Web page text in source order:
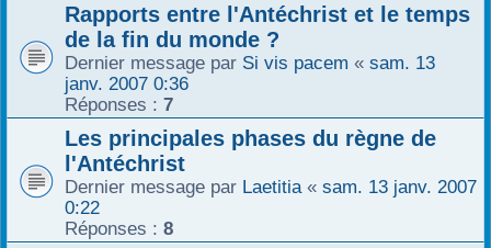
Rapports entre l'Antéchrist et le temps
de la fin du monde ?
Dernier message par Si vis pacem « sam. 13
janv. 2007 0:36
Réponses : 7
Les principales phases du règne de
l'Antéchrist
Dernier message par Laetitia « sam. 13 janv. 2007
0:22
Réponses : 8